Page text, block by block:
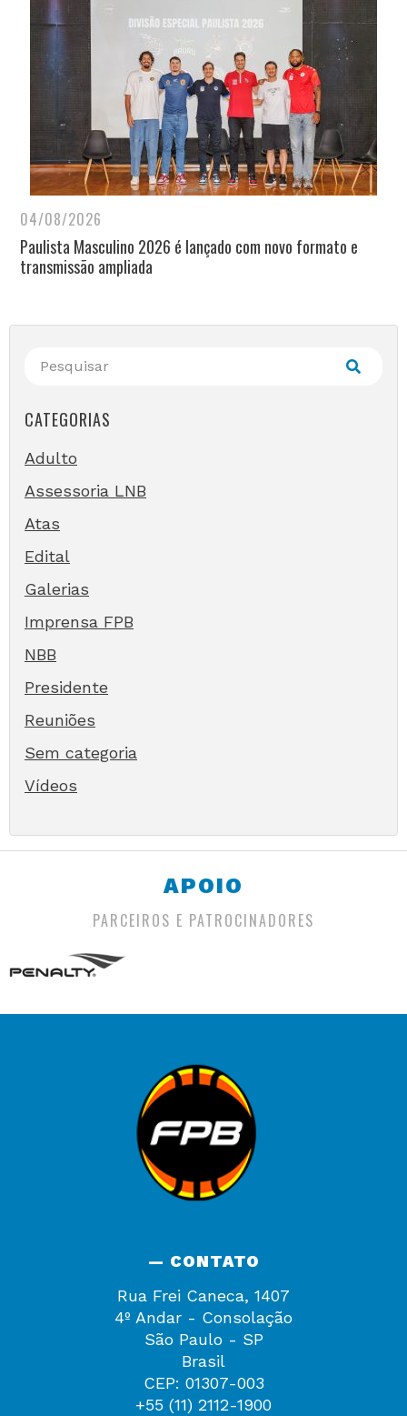
04/08/2026
Paulista Masculino 2026 é lançado com novo formato e
transmissão ampliada
CATEGORIAS
Adulto
Assessoria LNB
Atas
Edital
Galerias
Imprensa FPB
NBB
Presidente
Reuniões
Sem categoria
Vídeos
APOIO
PARCEIROS E PATROCINADORES
— CONTATO
Rua Frei Caneca, 1407
4º Andar - Consolação
São Paulo - SP
Brasil
CEP: 01307-003
+55 (11) 2112-1900